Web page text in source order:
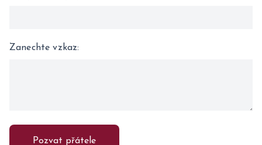
Zanechte vzkaz:
Pozvat přátele